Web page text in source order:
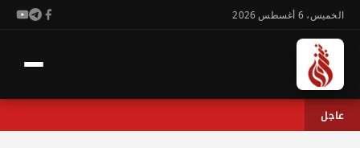
الخميس، 6 أغسطس 2026
عاجل